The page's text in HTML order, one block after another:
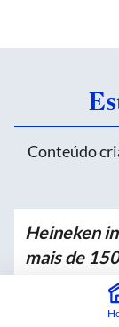
Conteúdo
Heineken
mais de
Patrocinado por